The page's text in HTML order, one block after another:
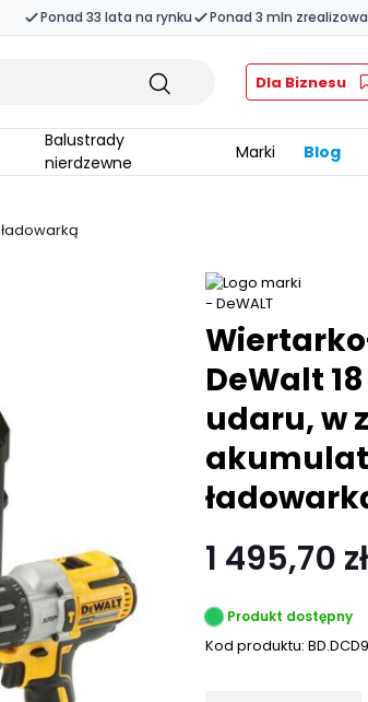
Ponad 33 lata na rynku Ponad 3 mln
Dla Biznesu
Balustrady
nierdzewne
Marki Blog
DeWalt
udaru, w
1 495,70 zł
Produkt dostępny
Kod produktu: